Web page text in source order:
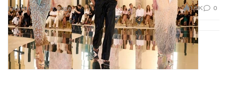
FASHION Jul 7, 2026 1.8K 0